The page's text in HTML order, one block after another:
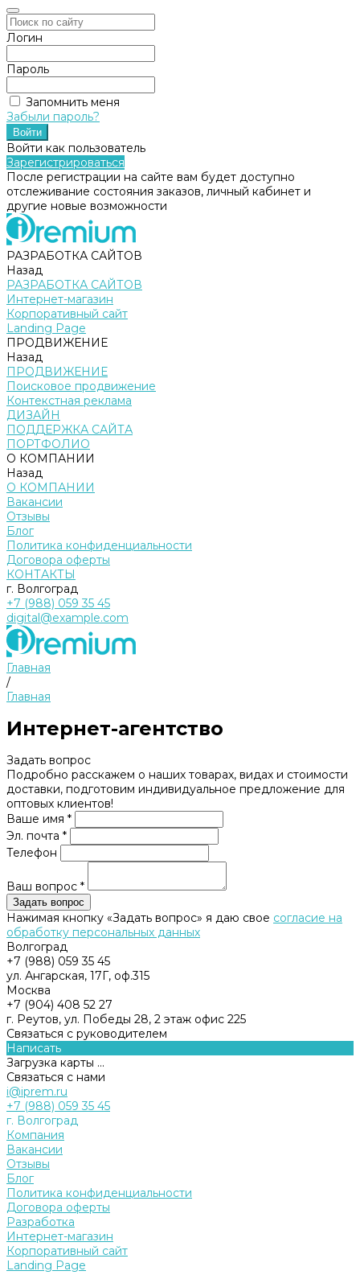
Логин
Пароль
Запомнить меня
Забыли пароль?
Войти как пользователь
Зарегистрироваться
После регистрации на сайте вам будет доступно
отслеживание состояния заказов, личный кабинет и
другие новые возможности
РАЗРАБОТКА САЙТОВ
Назад
РАЗРАБОТКА САЙТОВ
Интернет-магазин
Корпоративный сайт
Landing Page
ПРОДВИЖЕНИЕ
Назад
ПРОДВИЖЕНИЕ
Поисковое продвижение
Контекстная реклама
ДИЗАЙН
ПОДДЕРЖКА САЙТА
ПОРТФОЛИО
О КОМПАНИИ
Назад
О КОМПАНИИ
Вакансии
Отзывы
Блог
Политика конфиденциальности
Договора оферты
КОНТАКТЫ
г. Волгоград
+7 (988) 059 35 45
digital@example.com
Главная
/
Главная
Интернет-агентство
Задать вопрос
Подробно расскажем о наших товарах, видах и стоимости
доставки, подготовим индивидуальное предложение для
оптовых клиентов!
Ваше имя *
Эл. почта *
Телефон
Ваш вопрос *
Нажимая кнопку «Задать вопрос» я даю свое согласие на
обработку персональных данных
Волгоград
+7 (988) 059 35 45
ул. Ангарская, 17Г, оф.315
Москва
+7 (904) 408 52 27
г. Реутов, ул. Победы 28, 2 этаж офис 225
Связаться с руководителем
Написать
Загрузка карты ...
Связаться с нами
i@iprem.ru
+7 (988) 059 35 45
г. Волгоград
Компания
Вакансии
Отзывы
Блог
Политика конфиденциальности
Договора оферты
Разработка
Интернет-магазин
Корпоративный сайт
Landing Page